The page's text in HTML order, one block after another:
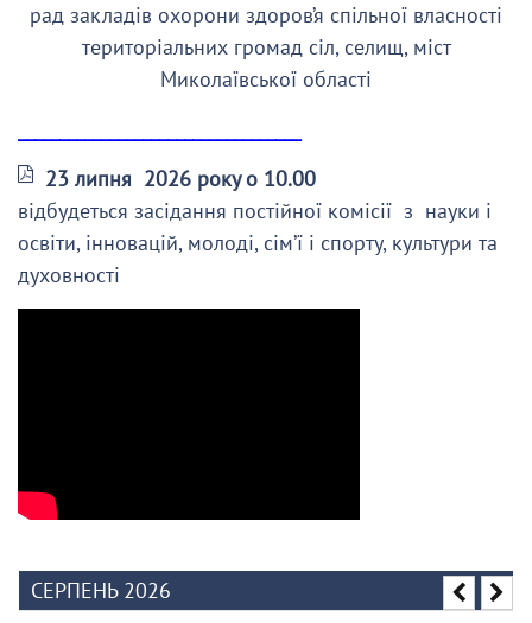
рад закладів охорони здоров’я спільної власності
територіальних громад сіл, селищ, міст
Миколаївської області
23 липня 2026 року о 10.00
відбудеться засідання постійної комісії з науки і
освіти, інновацій, молоді, сім’ї і спорту, культури та
духовності
СЕРПЕНЬ 2026